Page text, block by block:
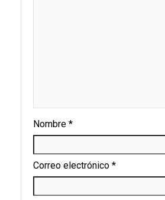
Nombre *
Correo electrónico *